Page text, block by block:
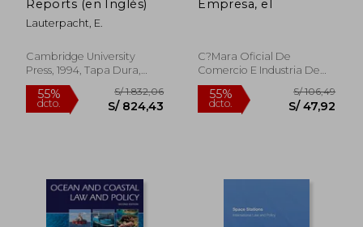
Reports (en Inglés)
Lauterpacht, E.
Cambridge University
Press, 1994, Tapa Dura,
Nuevo
Empresa, el
C?Mara Oficial De
Comercio E Industria De
Madrid, Tapa Blanda,
Nuevo